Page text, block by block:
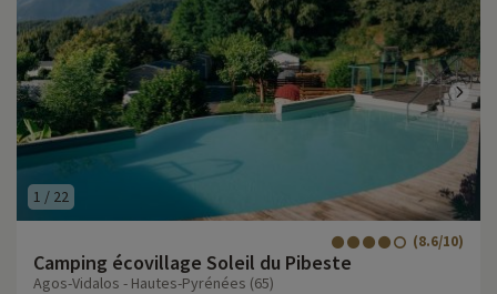
1 / 22
Camping écovillage Soleil du Pibeste
(8.6/10)
Agos-Vidalos - Hautes-Pyrénées (65)